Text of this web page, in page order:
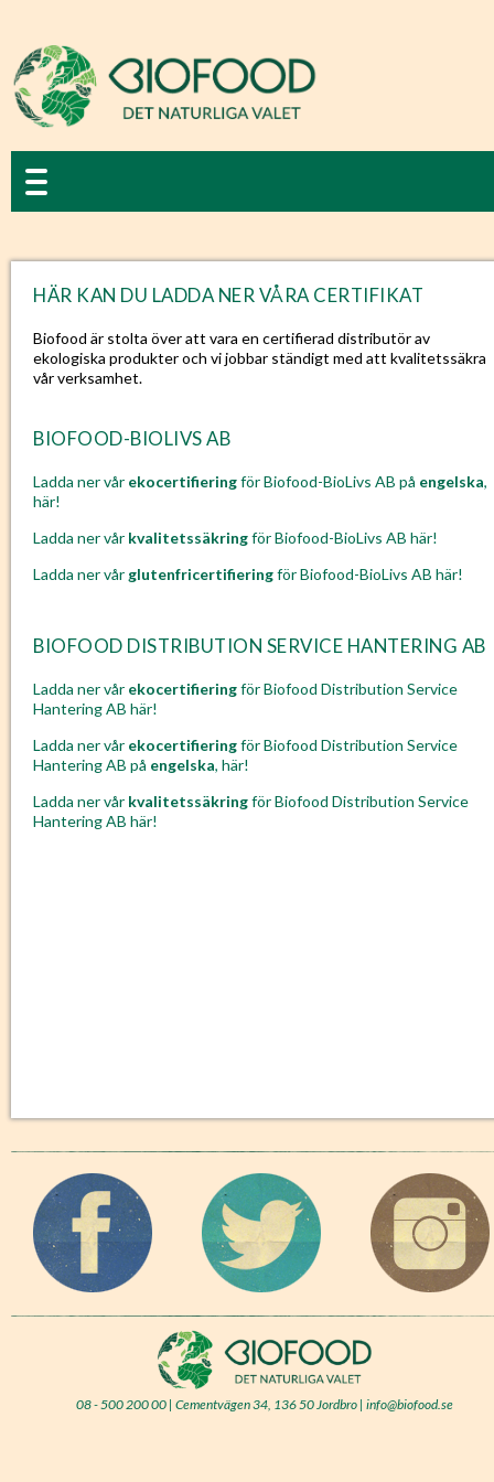
HÄR KAN DU LADDA NER VÅRA CERTIFIKAT
Biofood är stolta över att vara en certifierad distributör av
ekologiska produkter och vi jobbar ständigt med att kvalitetssäkra
vår verksamhet.
BIOFOOD-BIOLIVS AB
Ladda ner vår ekocertifieringför Biofood-BioLivs AB på engelska,
här!
Ladda ner vår kvalitetssäkringför Biofood-BioLivs AB här!
Ladda ner vår glutenfricertifieringför Biofood-BioLivs AB här!
BIOFOOD DISTRIBUTION SERVICE HANTERING AB
Ladda ner vår ekocertifieringför Biofood Distribution Service
Hantering AB här!
Ladda ner vår ekocertifieringför Biofood Distribution Service
Hantering AB på engelska, här!
Ladda ner vår kvalitetssäkringför Biofood Distribution Service
Hantering AB här!
08 - 500 200 00 | Cementvägen 34, 136 50 Jordbro | info@biofood.se